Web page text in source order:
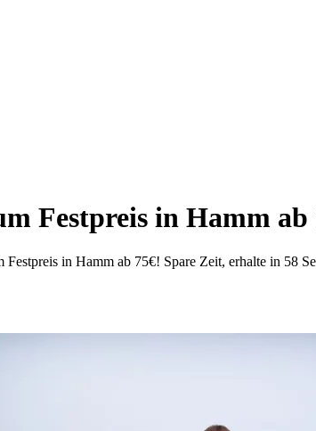
Festpreis in Hamm
Festpreis in Hamm ab 75€! Spare Zeit, erhalte in 58